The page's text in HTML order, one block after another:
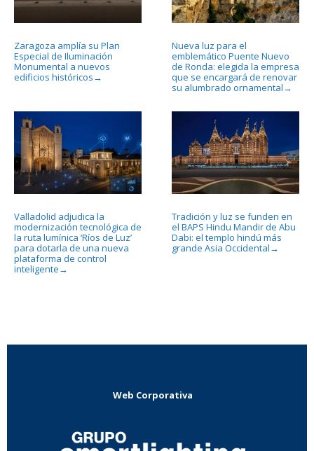
Zaragoza amplía su Plan
Especial de Iluminación
Monumental a nuevos
edificios históricos →
Nueva luz para el
emblemático Puente Nuevo
de Ronda: elegida la empresa
que se encargará de renovar
su alumbrado ornamental →
Valladolid adjudica la
modernización tecnológica de
la ruta lumínica ‘Ríos de Luz’
para dotarla de una nueva
plataforma de control
inteligente →
Tradición y luz se funden en
el BAPS Hindu Mandir de Abu
Dabi: el templo hindú más
grande Asia Occidental →
Web Corporativa